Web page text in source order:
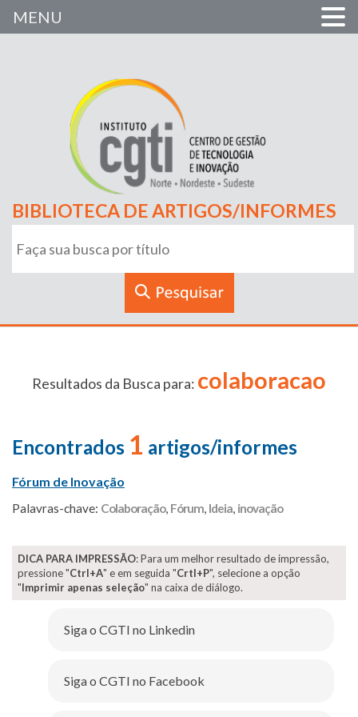
BIBLIOTECA DE ARTIGOS/INFORMES
Resultados da Busca para: colaboracao
Encontrados 1 artigos/informes
Fórum de Inovação
Palavras-chave: Colaboração, Fórum, Ideia, inovação
DICA PARA IMPRESSÃO: Para um melhor resultado de impressão,
pressione "Ctrl+A" e em seguida "Crtl+P", selecione a opção
"Imprimir apenas seleção" na caixa de diálogo.
Siga o CGTI no Linkedin
Siga o CGTI no Facebook
MENU